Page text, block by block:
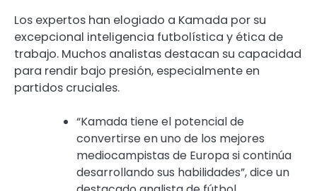
Los expertos han elogiado a Kamada por su
excepcional inteligencia futbolística y ética de
trabajo. Muchos analistas destacan su capacidad
para rendir bajo presión, especialmente en
partidos cruciales.
“Kamada tiene el potencial de
convertirse en uno de los mejores
mediocampistas de Europa si continúa
desarrollando sus habilidades”, dice un